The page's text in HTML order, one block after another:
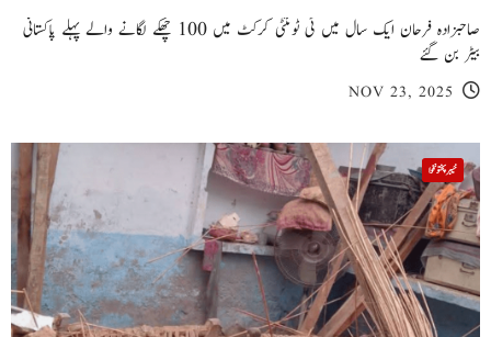
صاحبزادہ فرحان ایک سال میں ٹی ٹوئنٹی کرکٹ میں 100 چھکے لگانے والے پہلے پاکستانی
بیٹر بن گئے
NOV 23, 2025
خیبر پختونخوا